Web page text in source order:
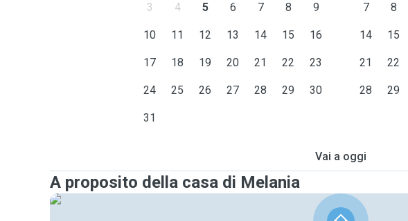
3 4 5 6 7 8 9
10 11 12 13 14 15 16
17 18 19 20 21 22 23
24 25 26 27 28 29 30
31
7 8
14 15
21 22
28 29
Vai a oggi
A proposito della casa di Melania